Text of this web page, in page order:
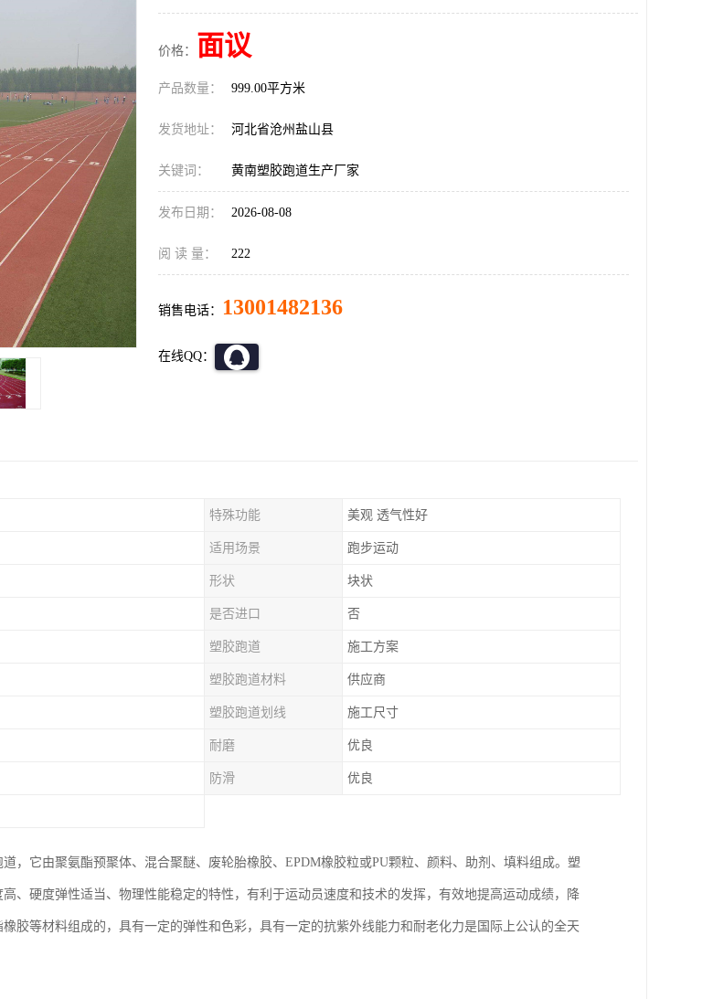
价格： 面议
产品数量： 999.00平方米
发货地址： 河北省沧州盐山县
关键词： 黄南塑胶跑道生产厂家
发布日期： 2026-08-08
阅 读 量： 222
销售电话： 13001482136
在线QQ：
特殊功能 美观 透气性好
适用场景 跑步运动
形状 块状
是否进口 否
塑胶跑道 施工方案
塑胶跑道材料 供应商
塑胶跑道划线 施工尺寸
耐磨 优良
防滑 优良
，它由聚氨酯预聚体、混合聚醚、废轮胎橡胶、EPDM橡胶粒或PU颗粒、颜料、助剂、填料组成。塑
、硬度弹性适当、物理性能稳定的特性，有利于运动员速度和技术的发挥，有效地提高运动成绩，降
胶等材料组成的，具有一定的弹性和色彩，具有一定的抗紫外线能力和耐老化力是国际上公认的全天